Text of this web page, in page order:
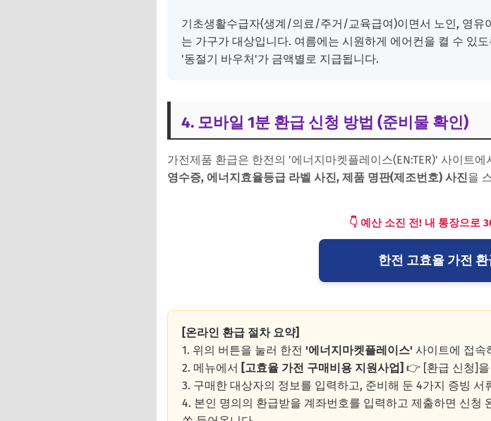
기초생활수급자(생계/의료/주거/교육급여)이면서 노인, 영유
는 가구가 대상입니다. 여름에는 시원하게 에어컨을 켤 수 있
'동절기 바우처'가 금액별로 지급됩니다.
4. 모바일 1분 환급 신청 방법 (준비물 확인)
가전제품 환급은 한전의 '에너지마켓플레이스(EN:TER)' 사이트
영수증, 에너지효율등급 라벨 사진, 제품 명판(제조번호) 사진을
👇 예산 소진 전! 내 통장으로
한전 고효율 가전 환
[온라인 환급 절차 요약]
1. 위의 버튼을 눌러 한전 '에너지마켓플레이스' 사이트에 접속
2. 메뉴에서 [고효율 가전 구매비용 지원사업] 👉 [환급 신청]
3. 구매한 대상자의 정보를 입력하고, 준비해 둔 4가지 증빙 서
4. 본인 명의의 환급받을 계좌번호를 입력하고 제출하면 신청